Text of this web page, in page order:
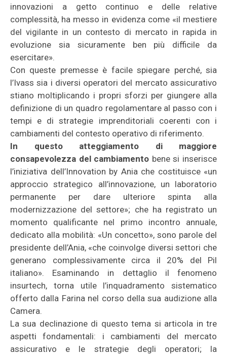
innovazioni a getto continuo e delle relative
complessità, ha messo in evidenza come «il mestiere
del vigilante in un contesto di mercato in rapida in
evoluzione sia sicuramente ben più difficile da
esercitare».
Con queste premesse è facile spiegare perché, sia
l’Ivass sia i diversi operatori del mercato assicurativo
stiano moltiplicando i propri sforzi per giungere alla
definizione di un quadro regolamentare al passo con i
tempi e di strategie imprenditoriali coerenti con i
cambiamenti del contesto operativo di riferimento.
In questo atteggiamento di maggiore
consapevolezza del cambiamento bene si inserisce
l’iniziativa dell’Innovation by Ania che costituisce «un
approccio strategico all’innovazione, un laboratorio
permanente per dare ulteriore spinta alla
modernizzazione del settore»; che ha registrato un
momento qualificante nel primo incontro annuale,
dedicato alla mobilità: «Un concetto», sono parole del
presidente dell’Ania, «che coinvolge diversi settori che
generano complessivamente circa il 20% del Pil
italiano». Esaminando in dettaglio il fenomeno
insurtech, torna utile l’inquadramento sistematico
offerto dalla Farina nel corso della sua audizione alla
Camera.
La sua declinazione di questo tema si articola in tre
aspetti fondamentali: i cambiamenti del mercato
assicurativo e le strategie degli operatori; la